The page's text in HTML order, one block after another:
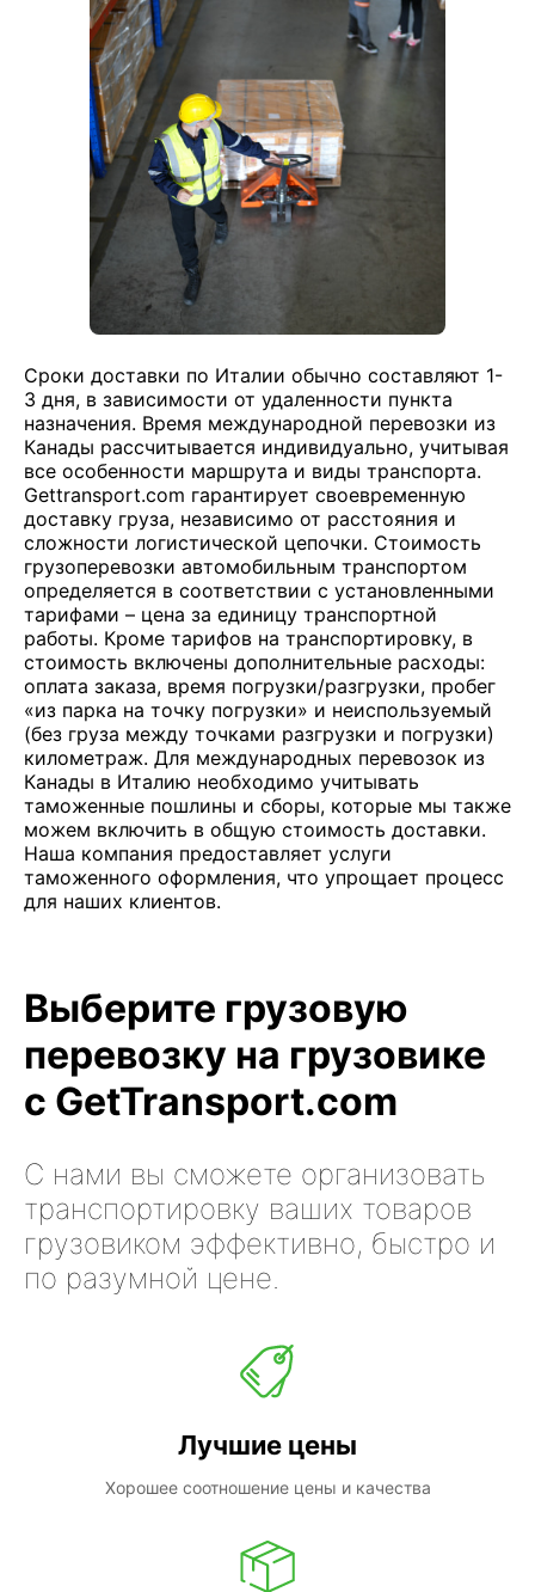
Сроки доставки по Италии обычно составляют 1-
3 дня, в зависимости от удаленности пункта
назначения. Время международной перевозки из
Канады рассчитывается индивидуально, учитывая
все особенности маршрута и виды транспорта.
Gettransport.com гарантирует своевременную
доставку груза, независимо от расстояния и
сложности логистической цепочки. Стоимость
грузоперевозки автомобильным транспортом
определяется в соответствии с установленными
тарифами – цена за единицу транспортной
работы. Кроме тарифов на транспортировку, в
стоимость включены дополнительные расходы:
оплата заказа, время погрузки/разгрузки, пробег
«из парка на точку погрузки» и неиспользуемый
(без груза между точками разгрузки и погрузки)
километраж. Для международных перевозок из
Канады в Италию необходимо учитывать
таможенные пошлины и сборы, которые мы также
можем включить в общую стоимость доставки.
Наша компания предоставляет услуги
таможенного оформления, что упрощает процесс
для наших клиентов.
Выберите грузовую
перевозку на грузовике
с GetTransport.com
С нами вы сможете организовать
транспортировку ваших товаров
грузовиком эффективно, быстро и
по разумной цене.
Лучшие цены
Хорошее соотношение цены и качества